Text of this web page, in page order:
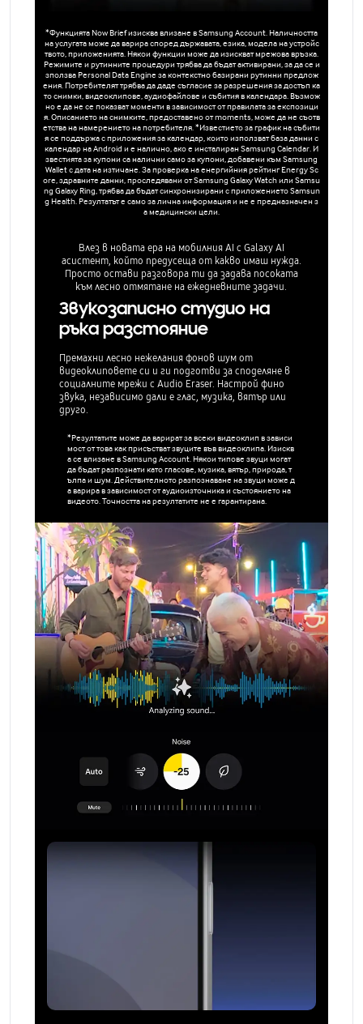
*Функцията Now Brief изисква влизане в Samsung Account. Наличността
на услугата може да варира според държавата, езика, модела на устройс
твото, приложенията. Някои функции може да изискват мрежова връзка.
Режимите и рутинните процедури трябва да бъдат активирани, за да се и
зползва Personal Data Engine за контекстно базирани рутинни предлож
ения. Потребителят трябва да даде съгласие за разрешения за достъп ка
то снимки, видеоклипове, аудиофайлове и събития в календара. Възмож
но е да не се показват моменти в зависимост от правилата за експозици
я. Описанието на снимките, предоставено от moments, може да не съотв
етства на намерението на потребителя. *Известието за график на събити
я се поддържа с приложения за календар, които използват база данни с
календар на Android и е налично, ако е инсталиран Samsung Calendar. И
звестията за купони са налични само за купони, добавени към Samsung
Wallet с дата на изтичане. За проверка на енергийния рейтинг Energy Sc
ore, здравните данни, проследявани от Samsung Galaxy Watch или Samsu
ng Galaxy Ring, трябва да бъдат синхронизирани с приложението Samsun
g Health. Резултатът е само за лична информация и не е предназначен з
а медицински цели.
Влез в новата ера на мобилния AI с Galaxy AI
асистент, който предусеща от какво имаш нужда.
Просто остави разговора ти да задава посоката
към лесно отмятане на ежедневните задачи.
Звукозаписно студио на
ръка разстояние
Премахни лесно нежелания фонов шум от
видеоклиповете си и ги подготви за споделяне в
социалните мрежи с Audio Eraser. Настрой фино
звука, независимо дали е глас, музика, вятър или
друго.
*Резултатите може да варират за всеки видеоклип в зависи
мост от това как присъстват звуците във видеоклипа. Изискв
а се влизане в Samsung Account. Някои типове звуци могат
да бъдат разпознати като гласове, музика, вятър, природа, т
ълпа и шум. Действителното разпознаване на звуци може д
а варира в зависимост от аудиоизточника и състоянието на
видеото. Точността на резултатите не е гарантирана.